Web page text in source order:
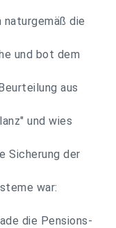
naturgemäß die
und bot dem
aus
und wies
Sicherung der
war:
die Pensions-